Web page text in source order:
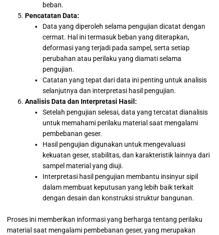
beban.
Pencatatan Data:
Data yang diperoleh selama pengujian dicatat dengan
cermat. Hal ini termasuk beban yang diterapkan,
deformasi yang terjadi pada sampel, serta setiap
perubahan atau perilaku yang diamati selama
pengujian.
Catatan yang tepat dari data ini penting untuk analisis
selanjutnya dan interpretasi hasil pengujian.
Analisis Data dan Interpretasi Hasil:
Setelah pengujian selesai, data yang tercatat dianalisis
untuk memahami perilaku material saat mengalami
pembebanan geser.
Hasil pengujian digunakan untuk mengevaluasi
kekuatan geser, stabilitas, dan karakteristik lainnya dari
sampel material yang diuji.
Interpretasi hasil pengujian membantu insinyur sipil
dalam membuat keputusan yang lebih baik terkait
dengan desain dan konstruksi struktur bangunan.
Proses ini memberikan informasi yang berharga tentang perilaku
material saat mengalami pembebanan geser, yang merupakan